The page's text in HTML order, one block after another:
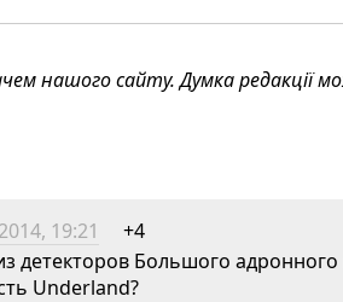
нашого сайту. Думка редакції
19:21
+4
детекторов Большого адронного
Underland?